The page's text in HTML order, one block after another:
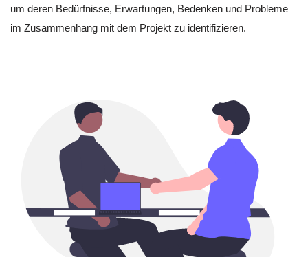
um deren Bedürfnisse, Erwartungen, Bedenken und Probleme
im Zusammenhang mit dem Projekt zu identifizieren.